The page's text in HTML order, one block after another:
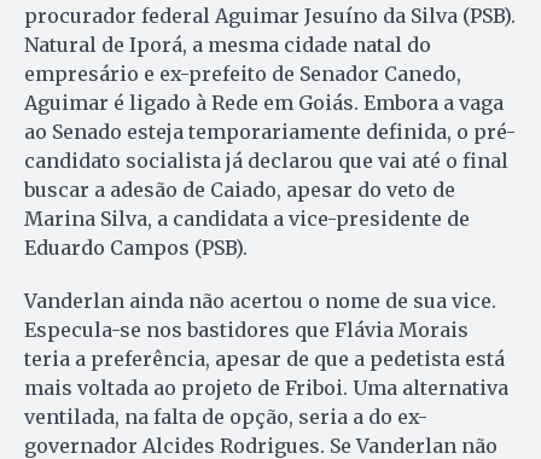
pro­cu­rador federal Aguimar Jesuíno da Silva (PSB).
Natural de Iporá, a mesma cidade natal do
empresário e ex-prefeito de Senador Canedo,
Aguimar é ligado à Rede em Goiás. Embora a vaga
ao Senado esteja temporariamente definida, o pré-
candidato socialista já declarou que vai até o final
buscar a adesão de Caiado, apesar do veto de
Marina Silva, a candidata a vice-presidente de
Eduardo Campos (PSB).
Vanderlan ainda não acertou o no­me de sua vice.
Especula-se nos bas­tidores que Flávia Morais
teria a pre­ferência, apesar de que a pedetista está
mais voltada ao projeto de Friboi. Uma alternativa
ventilada, na falta de opção, seria a do ex-
governador Alcides Rodrigues. Se Vanderlan não